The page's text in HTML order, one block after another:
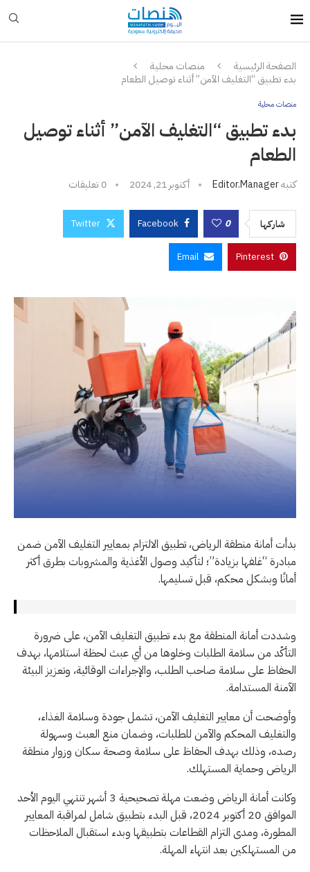
الصفحة الرئيسية
منصات محلية
بدء تطبيق “التغليف الآمن” أثناء توصيل الطعام
منصات محلية
بدء تطبيق “التغليف الآمن” أثناء توصيل
الطعام
كتبهEditor.manager أكتوبر 21, 2024 0 تعليقات
شاركها 0
Facebook
Twitter
Pinterest
Email
بدأت أمانة منطقة الرياض، تطبيق الالتزام بمعايير التغليف الآمن ضمن
مبادرة “غلفها بزيادة”؛ لتأكيد وصول الأغذية والمشروبات بطرق أكثر
أمانًا وبشكل محكم، قبل تسليمها.
وشددت أمانة المنطقة مع بدء تطبيق التغليف الآمن، على ضرورة
التأكّد من سلامة الطلبات وخلوها من أي عبث لحظة استلامها، بهدف
الحفاظ على سلامة صاحب الطلب، والإجراءات الوقائية، وتعزيز البيئة
الآمنة المستدامة.
وأوضحت أن معايير التغليف الآمن، تشمل جودة وسلامة الغذاء،
والتغليف المحكم والآمن للطلبات، وضمان منع العبث وسهولة
رصده، وذلك بهدف الحفاظ على سلامة وصحة سكان وزوار منطقة
الرياض وحماية المستهلك.
وكانت أمانة الرياض وضعت مهلة تصحيحية 3 أشهر تنتهي اليوم الأحد
الموافق 20 أكتوبر 2024، قبل البدء بتطبيق شامل لمراقبة المعايير
المطورة، ومدى التزام القطاعات بتطبيقها وبدء استقبال الملاحظات
من المستهلكين بعد انتهاء المهلة.